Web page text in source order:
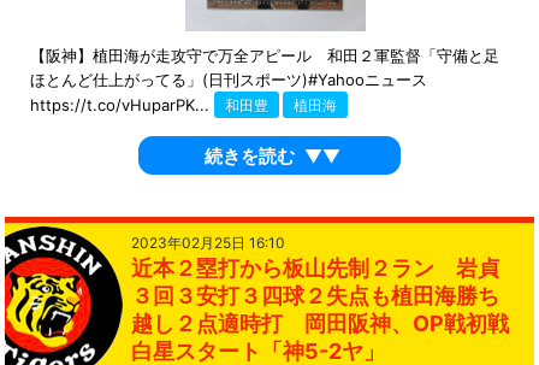
【阪神】植田海が走攻守で万全アピール 和田２軍監督「守備と足
ほとんど仕上がってる」(日刊スポーツ)#Yahooニュース
https://t.co/vHuparPK...
和田豊 植田海
続きを読む ▼▼
2023年02月25日 16:10
近本２塁打から板山先制２ラン 岩貞
３回３安打３四球２失点も植田海勝ち
越し２点適時打 岡田阪神、OP戦初戦
白星スタート「神5-2ヤ」